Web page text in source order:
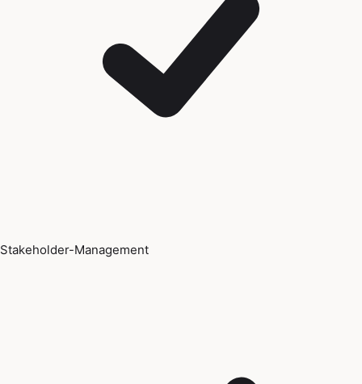
Stakeholder-Management